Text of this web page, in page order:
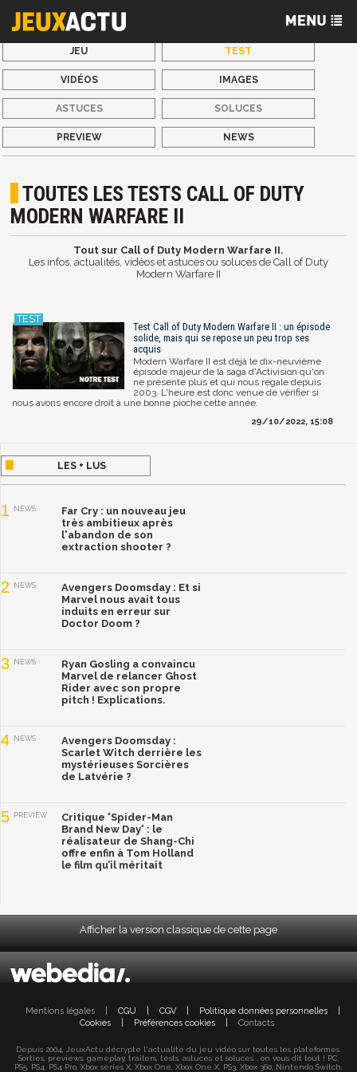
JEU TEST
VIDÉOS IMAGES
ASTUCES SOLUCES
PREVIEW NEWS
TOUTES LES TESTS CALL OF DUTY
MODERN WARFARE II
Tout sur Call of Duty Modern Warfare II.
Les infos, actualités, vidéos et astuces ou soluces de Call of Duty
Modern Warfare II
Test Call of Duty Modern Warfare II : un épisode
solide, mais qui se repose un peu trop ses
acquis
Modern Warfare II est déjà le dix-neuvième
épisode majeur de la saga d'Activision qu'on
ne présente plus et qui nous régale depuis
2003. L'heure est donc venue de vérifier si
nous avons encore droit à une bonne pioche cette année.
29/10/2022, 15:08
LES + LUS
1 NEWS
Far Cry : un nouveau jeu
très ambitieux après
l'abandon de son
extraction shooter ?
2 NEWS
Avengers Doomsday : Et si
Marvel nous avait tous
induits en erreur sur
Doctor Doom ?
3 NEWS
Ryan Gosling a convaincu
Marvel de relancer Ghost
Rider avec son propre
pitch ! Explications.
4 NEWS
Avengers Doomsday :
Scarlet Witch derrière les
mystérieuses Sorcières
de Latvérie ?
5 PREVIEW
Critique 'Spider-Man
Brand New Day' : le
réalisateur de Shang-Chi
offre enfin à Tom Holland
le film qu’il méritait
Afficher la version classique de cette page
Mentions légales CGU CGV Politique données personnelles
Cookies
Préférences cookies Contacts
Depuis 2004, JeuxActu décrypte l'actualité du jeu vidéo sur toutes les plateformes.
Sorties, previews, gameplay, trailers, tests, astuces et soluces... on vous dit tout ! PC,
PS5, PS4, PS4 Pro, Xbox series X, Xbox One, Xbox One X, PS3, Xbox 360, Nintendo Switch,